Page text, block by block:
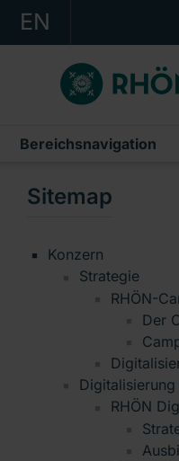
EN
KONZERN
KLINIKEN
KARRIERE
KONTAKT
Ein Unternehmen der RHÖN-
Bereichsnavigation
Metanavigation
Nutzungsbedingungen
Datenschutz
Cookie-Erklärung
Sitemap
Konzern
Strategie
RHÖN-
Der
RHÖN